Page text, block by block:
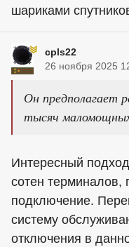
шариками
cpls22
26 ноября 2025
Он предполагает
тысяч
Интересный
сотен
подключение.
систему
отключения в